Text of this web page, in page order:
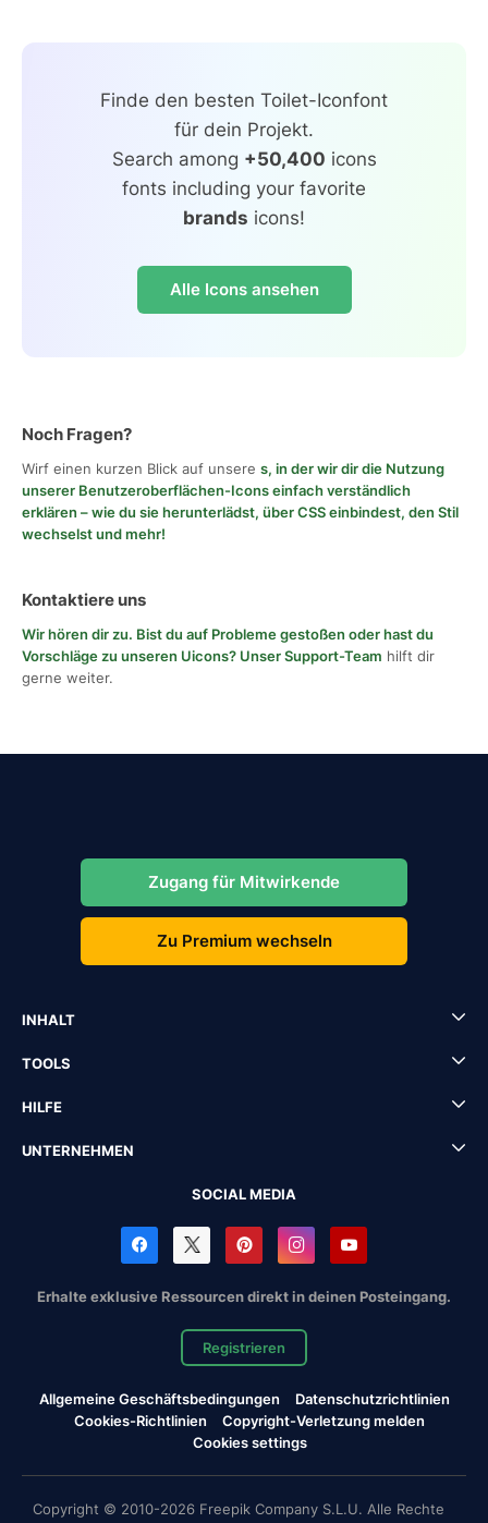
Finde den besten Toilet-Iconfont
für dein Projekt.
Search among +50,400 icons
fonts including your favorite
brands icons!
Alle Icons ansehen
Noch Fragen?
Wirf einen kurzen Blick auf unsere s, in der wir dir die Nutzung
unserer Benutzeroberflächen-Icons einfach verständlich
erklären – wie du sie herunterlädst, über CSS einbindest, den Stil
wechselst und mehr!
Kontaktiere uns
Wir hören dir zu. Bist du auf Probleme gestoßen oder hast du
Vorschläge zu unseren Uicons? Unser Support-Team hilft dir
gerne weiter.
Zugang für Mitwirkende
Zu Premium wechseln
INHALT
TOOLS
HILFE
UNTERNEHMEN
SOCIAL MEDIA
Erhalte exklusive Ressourcen direkt in deinen Posteingang.
Registrieren
Allgemeine Geschäftsbedingungen
Datenschutzrichtlinien
Cookies-Richtlinien
Copyright-Verletzung melden
Cookies settings
Copyright © 2010-2026 Freepik Company S.L.U. Alle Rechte